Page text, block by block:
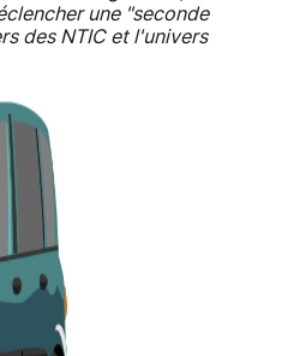
une "seconde
des NTIC et l'univers